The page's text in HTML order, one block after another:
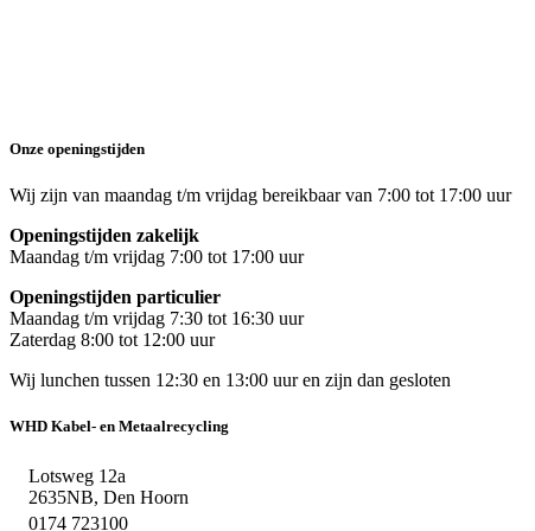
Onze openingstijden
Wij zijn van maandag t/m vrijdag bereikbaar van 7:00 tot 17:00 uur
Openingstijden zakelijk
Maandag t/m vrijdag 7:00 tot 17:00 uur
Openingstijden particulier
Maandag t/m vrijdag 7:30 tot 16:30 uur
Zaterdag 8:00 tot 12:00 uur
Wij lunchen tussen 12:30 en 13:00 uur en zijn dan gesloten
WHD Kabel- en Metaalrecycling
Lotsweg 12a
2635NB, Den Hoorn
0174 723100